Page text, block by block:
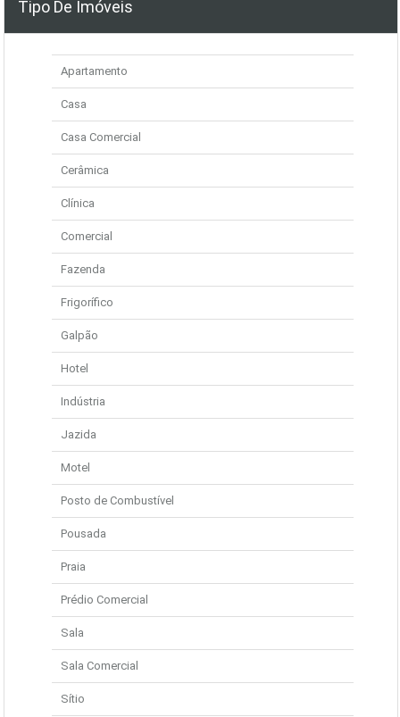
Tipo De Imóveis
Apartamento
Casa
Casa Comercial
Cerâmica
Clínica
Comercial
Fazenda
Frigorífico
Galpão
Hotel
Indústria
Jazida
Motel
Posto de Combustível
Pousada
Praia
Prédio Comercial
Sala
Sala Comercial
Sítio